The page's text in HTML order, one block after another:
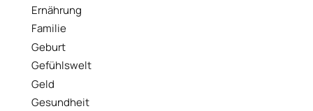
Ernährung
Familie
Geburt
Gefühlswelt
Geld
Gesundheit